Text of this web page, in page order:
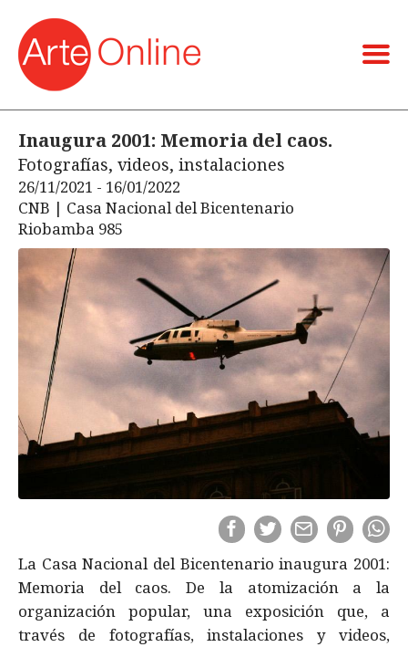
Inaugura 2001: Memoria del caos.
Fotografías, videos, instalaciones
26/11/2021 - 16/01/2022
CNB | Casa Nacional del Bicentenario
Riobamba 985
La Casa Nacional del Bicentenario inaugura 2001:
Memoria del caos. De la atomización a la
organización popular, una exposición que, a
través de fotografías, instalaciones y videos,